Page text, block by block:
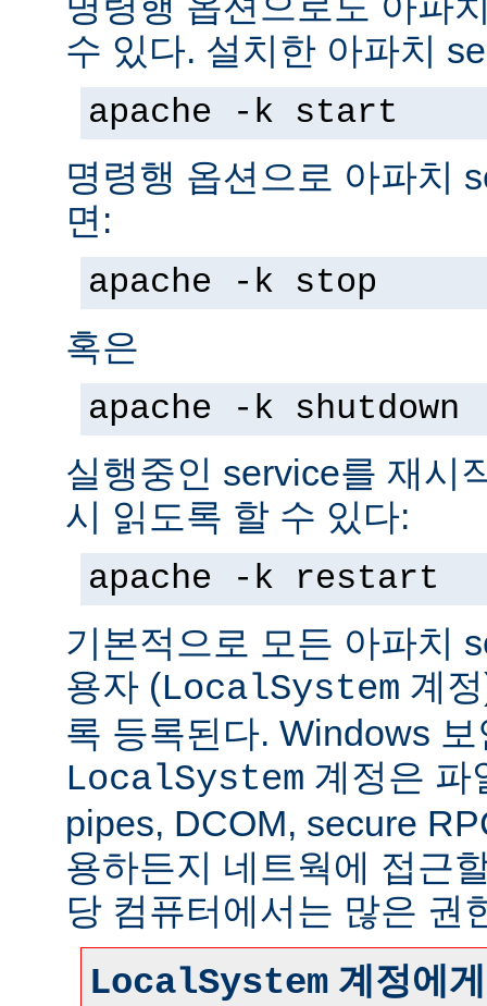
수 있다. 설치한 아파치
apache -k start
명령행 옵션으로 아파치
면:
apache -k stop
혹은
apache -k shutdown
실행중인 service를 재시
시 읽도록 할 수 있다:
apache -k restart
기본적으로 모든 아파치
용자 (LocalSystem 계
록 등록된다. Windows
LocalSystem 계정은 파
pipes, DCOM, secure
용하든지 네트웍에 접근
당 컴퓨터에서는 많은 권
LocalSystem 계정에